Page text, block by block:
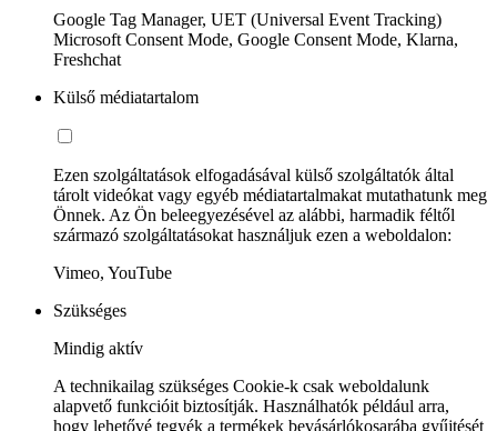
Google Tag Manager, UET (Universal Event Tracking)
Microsoft Consent Mode, Google Consent Mode, Klarna,
Freshchat
Külső médiatartalom
Ezen szolgáltatások elfogadásával külső szolgáltatók által
tárolt videókat vagy egyéb médiatartalmakat mutathatunk meg
Önnek. Az Ön beleegyezésével az alábbi, harmadik féltől
származó szolgáltatásokat használjuk ezen a weboldalon:
Vimeo, YouTube
Szükséges
Mindig aktív
A technikailag szükséges Cookie-k csak weboldalunk
alapvető funkcióit biztosítják. Használhatók például arra,
hogy lehetővé tegyék a termékek bevásárlókosarába gyűjtését